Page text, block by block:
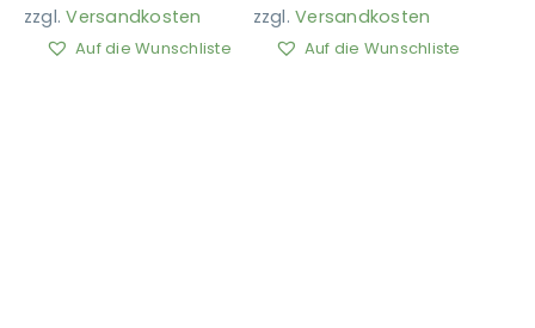
zzgl.Versandkosten
Auf die Wunschliste
zzgl.Versandkosten
Auf die Wunschliste